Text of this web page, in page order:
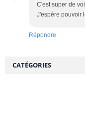
C'est super de
J'espère pouvoir
Répondre
CATÉGORIES